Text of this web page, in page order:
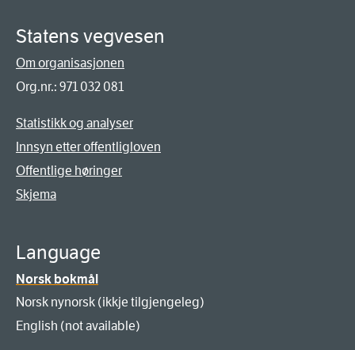
Statens vegvesen
Om organisasjonen
Org.nr.: 971 032 081
Statistikk og analyser
Innsyn etter offentligloven
Offentlige høringer
Skjema
Language
Norsk bokmål
Norsk nynorsk (ikkje tilgjengeleg)
English (not available)